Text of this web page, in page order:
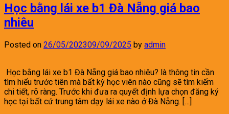
Học bằng lái xe b1 Đà Nẵng giá bao
nhiêu
Posted on 26/05/202309/09/2025 by admin
Học bằng lái xe b1 Đà Nẵng giá bao nhiêu? là thông tin cần
tìm hiểu trước tiên mà bất kỳ học viên nào cũng sẽ tìm kiếm
chi tiết, rõ ràng. Trước khi đưa ra quyết định lựa chọn đăng ký
học tại bất cứ trung tâm dạy lái xe nào ở Đà Nẵng. […]